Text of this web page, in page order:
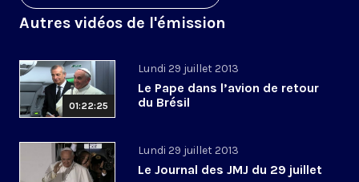
Autres vidéos de l'émission
01:22:25
Lundi 29 juillet 2013
Le Pape dans l’avion de retour
du Brésil
Lundi 29 juillet 2013
Le Journal des JMJ du 29 juillet